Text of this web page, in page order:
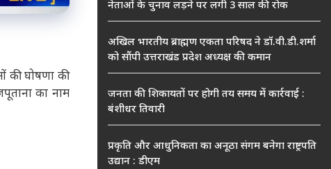
की घोषणा की
का नाम
नेताओं के चुनाव लड़ने पर लगी 3 साल की रोक
अखिल भारतीय ब्राह्मण एकता परिषद ने डॉ.वी.डी.शर्मा
को सौंपी उत्तराखंड प्रदेश अध्यक्ष की कमान
जनता की शिकायतों पर होगी तय समय में कार्रवाई :
बंशीधर तिवारी
प्रकृति और आधुनिकता का अनूठा संगम बनेगा राष्ट्रपति
उद्यान : डीएम